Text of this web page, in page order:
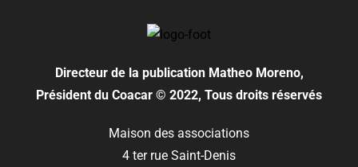
Directeur de la publicationMatheo Moreno,
Président du Coacar © 2022, Tous droits réservés
Maison des associations
4 ter rue Saint-Denis